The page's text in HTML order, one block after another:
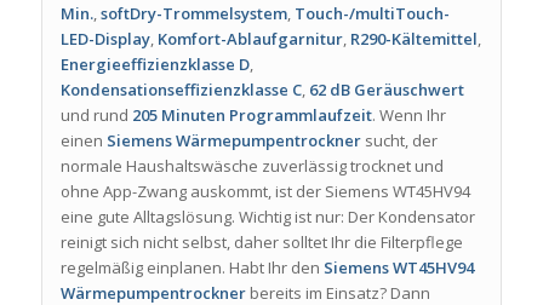
Min.,softDry-Trommelsystem, Touch-/multiTouch-
LED-Display, Komfort-Ablaufgarnitur, R290-Kältemittel,
Energieeffizienzklasse D,
Kondensationseffizienzklasse C, 62 dB Geräuschwert
und rund 205 Minuten Programmlaufzeit. Wenn Ihr
einen Siemens Wärmepumpentrocknersucht, der
normale Haushaltswäsche zuverlässig trocknet und
ohne App-Zwang auskommt, ist der Siemens WT45HV94
eine gute Alltagslösung. Wichtig ist nur: Der Kondensator
reinigt sich nicht selbst, daher solltet Ihr die Filterpflege
regelmäßig einplanen. Habt Ihr den Siemens WT45HV94
Wärmepumpentrocknerbereits im Einsatz? Dann